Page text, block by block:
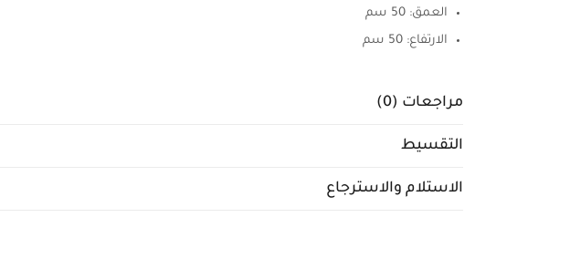
العمق: 50 سم
الارتفاع: 50 سم
مراجعات (0)
التقسيط
الاستلام والاسترجاع